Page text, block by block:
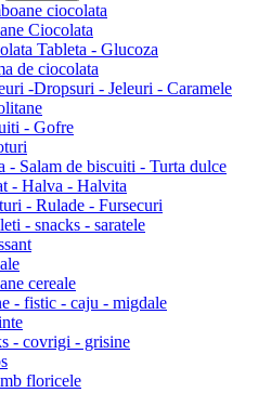
ciocolata
Ciocolata
Tableta - Glucoza
de ciocolata
-Dropsuri - Jeleuri - Caramele
- Gofre
- Salam de biscuiti - Turta dulce
- Halva - Halvita
- Rulade - Fursecuri
- snacks - saratele
cereale
- fistic - caju - migdale
- covrigi - grisine
floricele